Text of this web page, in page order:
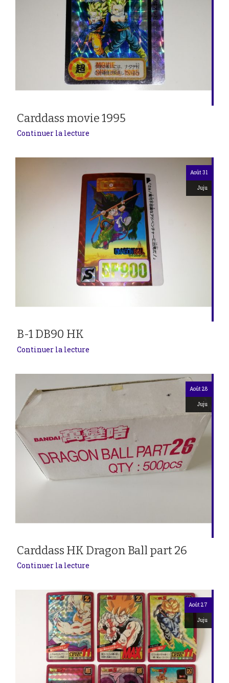
Carddass movie 1995
Continuer la lecture
Août 31
Juju
B-1 DB90 HK
Continuer la lecture
Août 28
Juju
Carddass HK Dragon Ball part 26
Continuer la lecture
Août 27
Juju